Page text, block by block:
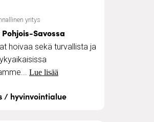
hoivakodit Pohjois-Savossa
yritys
Savossa
hoivaa sekä turvallista ja
Lue lisää
/ hyvinvointialue